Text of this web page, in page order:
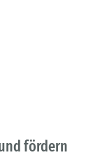
fördern